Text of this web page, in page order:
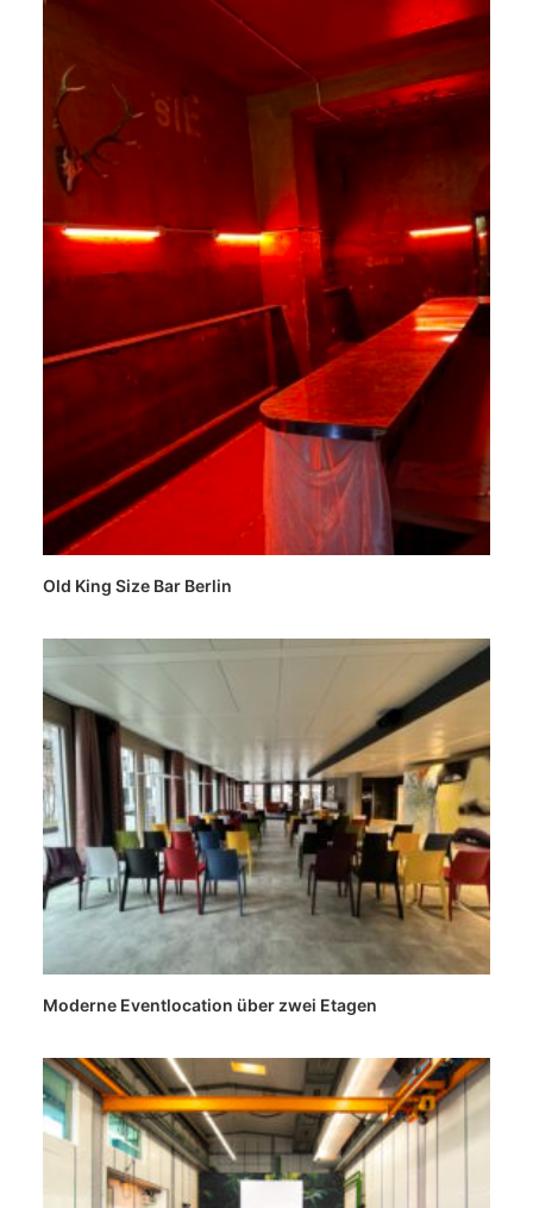
Old King Size Bar Berlin
Moderne Eventlocation über zwei Etagen